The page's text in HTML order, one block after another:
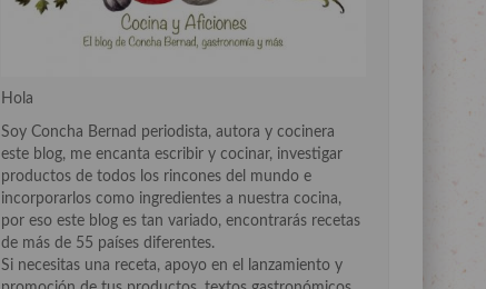
Hola
Soy Concha Bernad periodista, autora y cocinera
este blog, me encanta escribir y cocinar, investigar
productos de todos los rincones del mundo e
incorporarlos como ingredientes a nuestra cocina,
por eso este blog es tan variado, encontrarás recetas
de más de 55 países diferentes.
Si necesitas una receta, apoyo en el lanzamiento y